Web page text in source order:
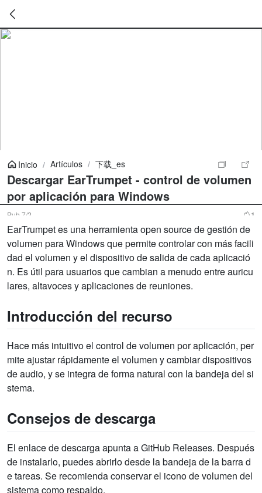
Inicio / Artículos / 下载_es
Descargar EarTrumpet - control de volumen
por aplicación para Windows
Pub 7/2 1
EarTrumpet es una herramienta open source de gestión de
volumen para Windows que permite controlar con más facili
dad el volumen y el dispositivo de salida de cada aplicació
n. Es útil para usuarios que cambian a menudo entre auricu
lares, altavoces y aplicaciones de reuniones.
Introducción del recurso
Hace más intuitivo el control de volumen por aplicación, per
mite ajustar rápidamente el volumen y cambiar dispositivos
de audio, y se integra de forma natural con la bandeja del si
stema.
Consejos de descarga
El enlace de descarga apunta a GitHub Releases. Después
de instalarlo, puedes abrirlo desde la bandeja de la barra d
e tareas. Se recomienda conservar el icono de volumen del
sistema como respaldo.